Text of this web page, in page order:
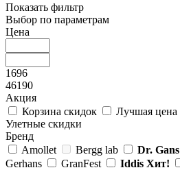
Показать фильтр
Выбор по параметрам
Цена
1696
46190
Акция
Корзина скидок
Лучшая цена
Улетные скидки
Бренд
Amollet
Bergg lab Dr. Gans
Gerhans
GranFest Iddis Хит!